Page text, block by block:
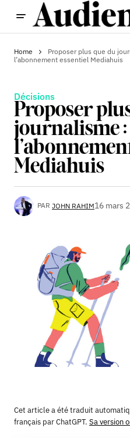
Home
Proposer plus que du
l’abonnement essentiel Mediahuis
Décisions
Proposer
journalisme :
Mediahuis
PAR JOHN RAHIM16 mars
Cet article a été traduit
français par ChatGPT. Sa version